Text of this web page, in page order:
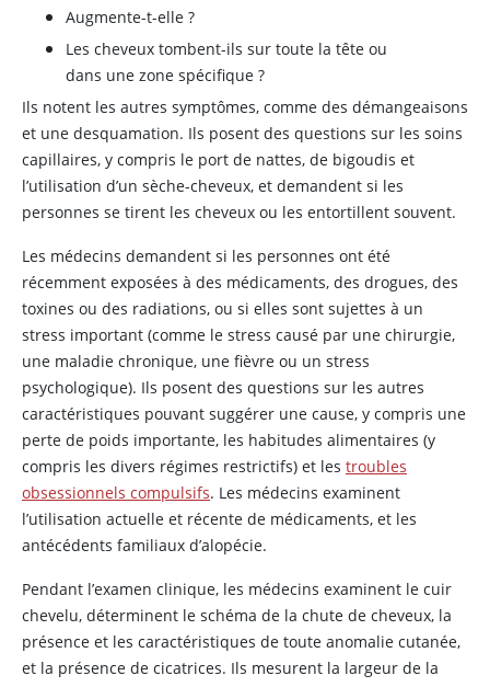
Augmente-t-elle ?
Les cheveux tombent-ils sur toute la tête ou
dans une zone spécifique ?
Ils notent les autres symptômes, comme des démangeaisons
et une desquamation. Ils posent des questions sur les soins
capillaires, y compris le port de nattes, de bigoudis et
l’utilisation d’un sèche-cheveux, et demandent si les
personnes se tirent les cheveux ou les entortillent souvent.
Les médecins demandent si les personnes ont été
récemment exposées à des médicaments, des drogues, des
toxines ou des radiations, ou si elles sont sujettes à un
stress important (comme le stress causé par une chirurgie,
une maladie chronique, une fièvre ou un stress
psychologique). Ils posent des questions sur les autres
caractéristiques pouvant suggérer une cause, y compris une
perte de poids importante, les habitudes alimentaires (y
compris les divers régimes restrictifs) et les troubles
obsessionnels compulsifs. Les médecins examinent
l’utilisation actuelle et récente de médicaments, et les
antécédents familiaux d’alopécie.
Pendant l’examen clinique, les médecins examinent le cuir
chevelu, déterminent le schéma de la chute de cheveux, la
présence et les caractéristiques de toute anomalie cutanée,
et la présence de cicatrices. Ils mesurent la largeur de la